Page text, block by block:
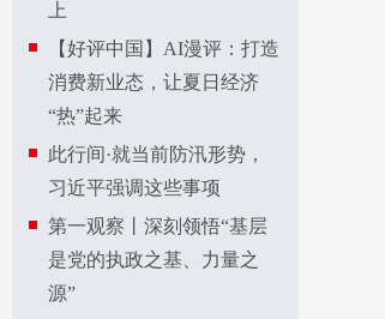
上
【好评中国】AI漫评：打造
消费新业态，让夏日经济
“热”起来
此行间·就当前防汛形势，
习近平强调这些事项
第一观察丨深刻领悟“基层
是党的执政之基、力量之
源”